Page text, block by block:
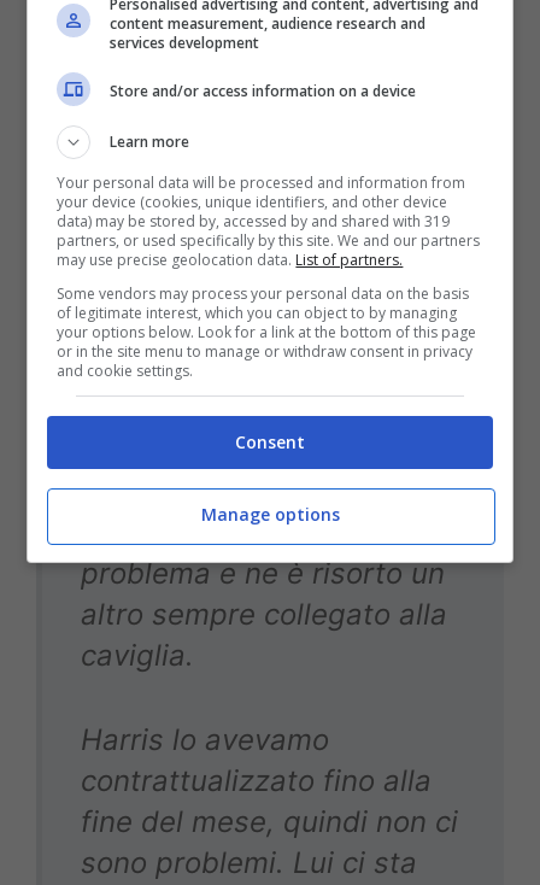
Parlando di recuperi, l’allenatore della
Fortitudo svela il rientro di Imbrò e i
rallentamenti di Moore. Harris sarà il suo
sostituto anche per i prossimi impegni della
Effe, e fin qui si sta confermando un pezzo
importante.
Imbrò domani dovrebbe
riprendere con la squadra.
Per Moore c’è stato un
rallentamento già prima
della partita. Ieri ha fatto
una visita. È guarito un
problema e ne è risorto un
altro sempre collegato alla
caviglia.
Harris lo avevamo
contrattualizzato fino alla
fine del mese, quindi non ci
sono problemi. Lui ci sta
content measurement, audience research and
services development
Store and/or access information on a device
Learn more
Your personal data will be processed and information from
your device (cookies, unique identifiers, and other device
data) may be stored by, accessed by and shared with 319
partners, or used specifically by this site. We and our partners
may use precise geolocation data. List of partners.
Some vendors may process your personal data on the basis
of legitimate interest, which you can object to by managing
your options below. Look for a link at the bottom of this page
or in the site menu to manage or withdraw consent in privacy
and cookie settings.
Consent
Manage options